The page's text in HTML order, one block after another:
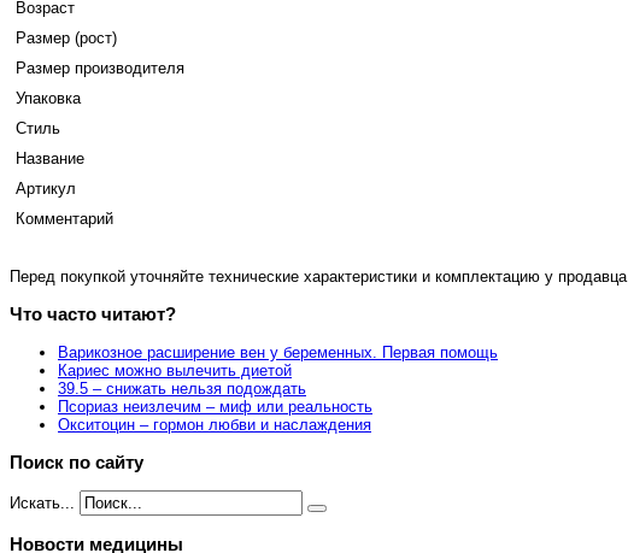
Возраст
Размер (рост)
Размер производителя
Упаковка
Стиль
Название
Артикул
Комментарий
Перед покупкой уточняйте технические характеристики и комплектацию у продавца
Что часто читают?
Варикозное расширение вен у беременных. Первая помощь
Кариес можно вылечить диетой
39.5 – снижать нельзя подождать
Псориаз неизлечим – миф или реальность
Окситоцин – гормон любви и наслаждения
Поиск по сайту
Искать...
Новости медицины